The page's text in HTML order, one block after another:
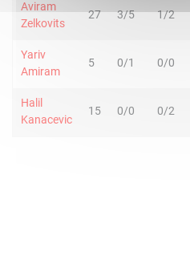
Aviram
Zelkovits
27 3/5 1/2
Yariv
Amiram
5 0/1 0/0
Halil
Kanacevic
15 0/0 0/2